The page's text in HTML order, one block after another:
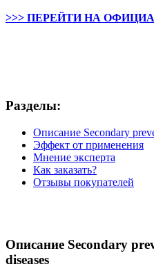
>>> ПЕРЕЙТИ НА
Разделы:
Описание Secondary
Эффект от применения
Мнение эксперта
Как заказать?
Отзывы покупателей
Описание Secondary
diseases